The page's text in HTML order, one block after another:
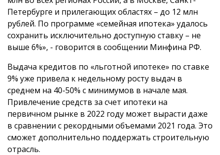
Петербурге и прилегающих областях – до 12 млн
рублей. По программе «семейная ипотека» удалось
сохранить исключительно доступную ставку – не
выше 6%», - говорится в сообщении Минфина РФ.
Выдача кредитов по «льготной ипотеке» по ставке
9% уже привела к недельному росту выдач в
среднем на 40-50% с минимумов в начале мая.
Привлечение средств за счет ипотеки на
первичном рынке в 2022 году может вырасти даже
в сравнении с рекордными объемами 2021 года. Это
сможет дополнительно поддержать строительную
отрасль.